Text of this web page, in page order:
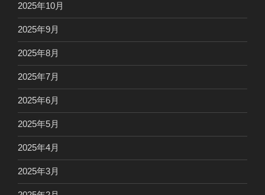
2025年10月
2025年9月
2025年8月
2025年7月
2025年6月
2025年5月
2025年4月
2025年3月